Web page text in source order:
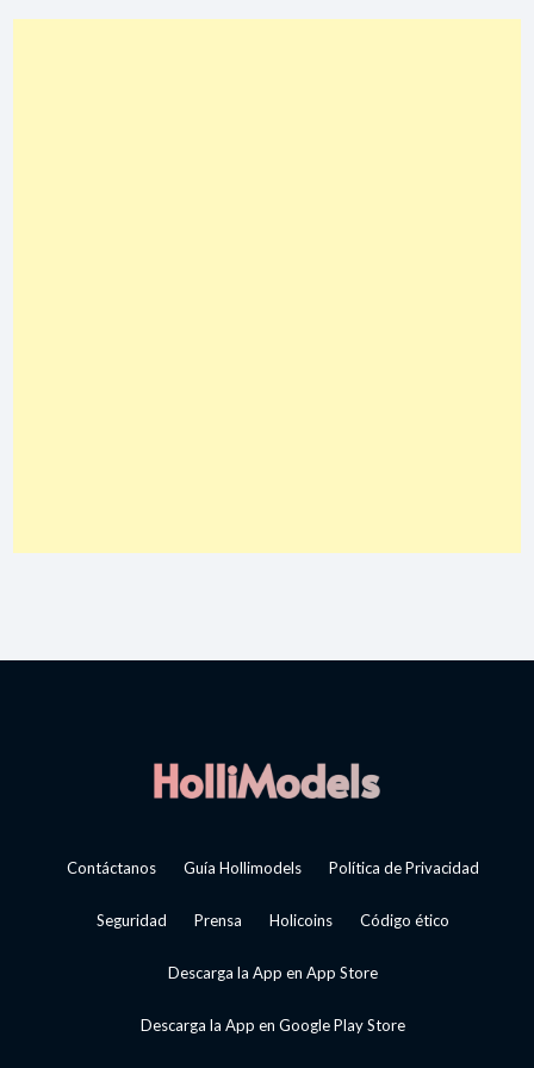
Contáctanos Guía Hollimodels Política de Privacidad
Seguridad Prensa Holicoins Código ético
Descarga la App en App Store
Descarga la App en Google Play Store